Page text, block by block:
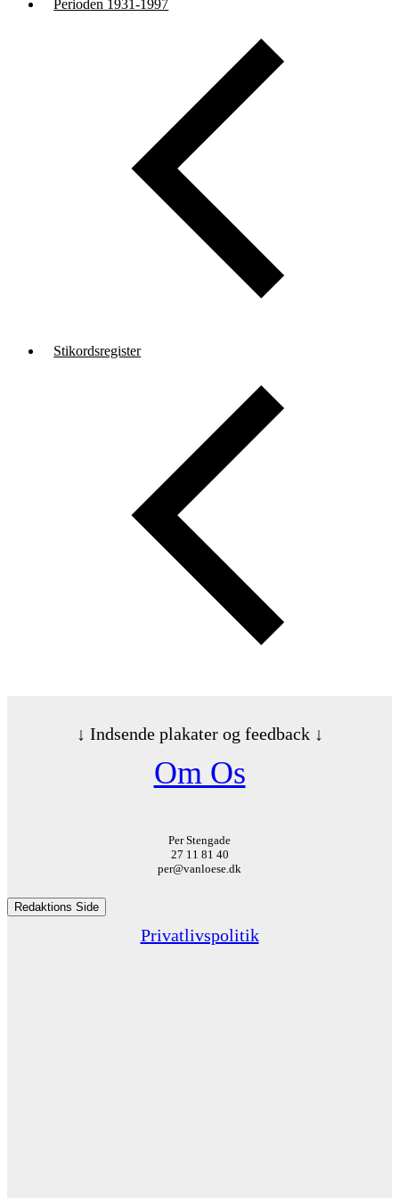
Perioden 1931-1997
Stikordsregister
↓ Indsende plakater og feedback ↓
Om Os
Per Stengade
27 11 81 40
per@vanloese.dk
Redaktions Side
Privatlivspolitik